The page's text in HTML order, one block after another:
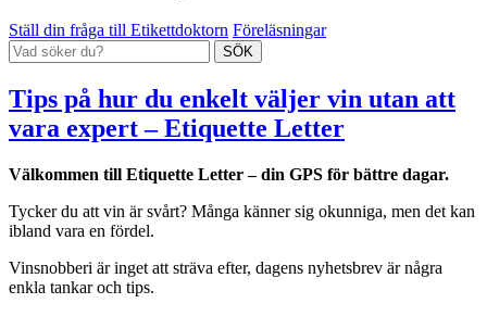
Ställ din fråga till Etikettdoktorn Föreläsningar
Tips på hur du enkelt väljer vin utan att
vara expert – Etiquette Letter
Välkommen till Etiquette Letter – din GPS för bättre dagar.
Tycker du att vin är svårt? Många känner sig okunniga, men det kan
ibland vara en fördel.
Vinsnobberi är inget att sträva efter, dagens nyhetsbrev är några
enkla tankar och tips.